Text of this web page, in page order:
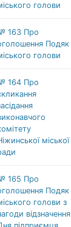
голови
163 Про
Подяк
голови
164 Про
міської
165 Про
Подяк
голови з
відзначення